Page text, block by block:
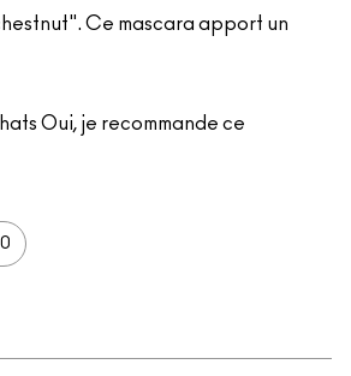
Ce mascara apport un
Oui, je recommande ce
0